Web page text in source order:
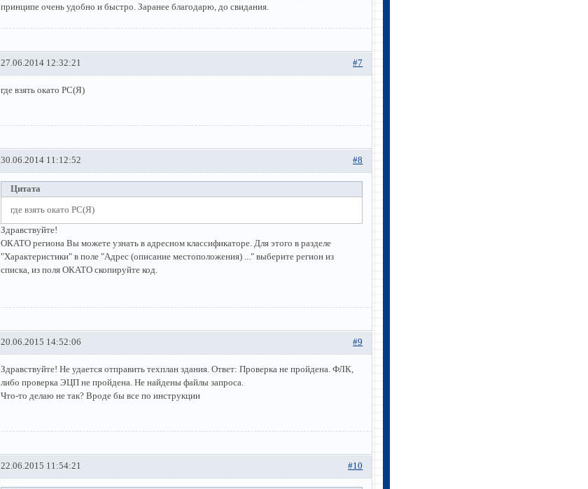
принципе очень удобно и быстро. Заранее благодарю, до свидания.
#7
27.06.2014 12:32:21
где взять окато РС(Я)
#8
30.06.2014 11:12:52
Цитата
где взять окато РС(Я)
Здравствуйте!
ОКАТО региона Вы можете узнать в адресном классификаторе. Для этого в разделе
"Характеристики" в поле "Адрес (описание местоположения) ..." выберите регион из
списка, из поля ОКАТО скопируйте код.
#9
20.06.2015 14:52:06
Здравствуйте! Не удается отправить техплан здания. Ответ: Проверка не пройдена. ФЛК,
либо проверка ЭЦП не пройдена. Не найдены файлы запроса.
Что-то делаю не так? Вроде бы все по инструкции
#10
22.06.2015 11:54:21